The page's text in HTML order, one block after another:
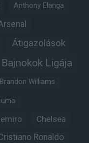
Anthony Elanga
Átigazolások
Bajnokok Ligája
Brandon Williams
Chelsea
Ronaldo